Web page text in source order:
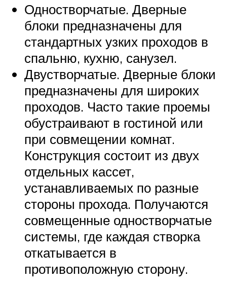
Одностворчатые. Дверные
блоки предназначены для
стандартных узких проходов в
спальню, кухню, санузел.
Двустворчатые. Дверные блоки
предназначены для широких
проходов. Часто такие проемы
обустраивают в гостиной или
при совмещении комнат.
Конструкция состоит из двух
отдельных кассет,
устанавливаемых по разные
стороны прохода. Получаются
совмещенные одностворчатые
системы, где каждая створка
откатывается в
противоположную сторону.